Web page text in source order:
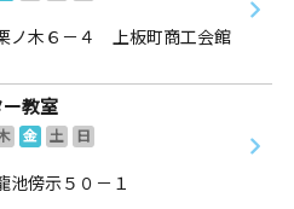
ノ木６－４ 上板町商工会館
教室
金 土
日
傍示５０－１